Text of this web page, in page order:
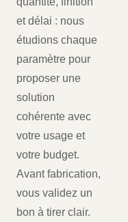
et délai : nous
étudions chaque
paramètre pour
proposer une
solution
cohérente avec
votre usage et
votre budget.
Avant fabrication,
vous validez un
bon à tirer clair.